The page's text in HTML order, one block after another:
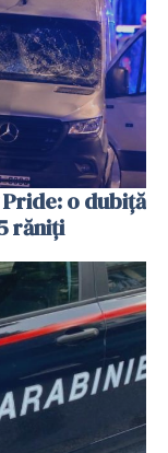
o dubiță
răniți